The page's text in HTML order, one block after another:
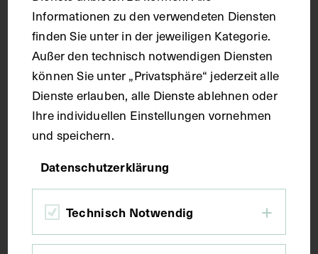
Aquarell
Maße
Bildmaß 40,4 x 31,7 cm
Zwerchfells eines Kaninchens mit Darstellung von
Informationen zu den verwendeten Diensten
finden Sie unter in der jeweiligen Kategorie.
Außer den technisch notwendigen Diensten
können Sie unter „Privatsphäre“ jederzeit alle
Dienste erlauben, alle Dienste ablehnen oder
Ihre individuellen Einstellungen vornehmen
und speichern.
Datenschutzerklärung
Technisch Notwendig